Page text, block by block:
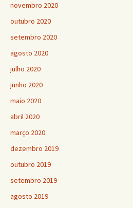
novembro 2020
outubro 2020
setembro 2020
agosto 2020
julho 2020
junho 2020
maio 2020
abril 2020
março 2020
dezembro 2019
outubro 2019
setembro 2019
agosto 2019